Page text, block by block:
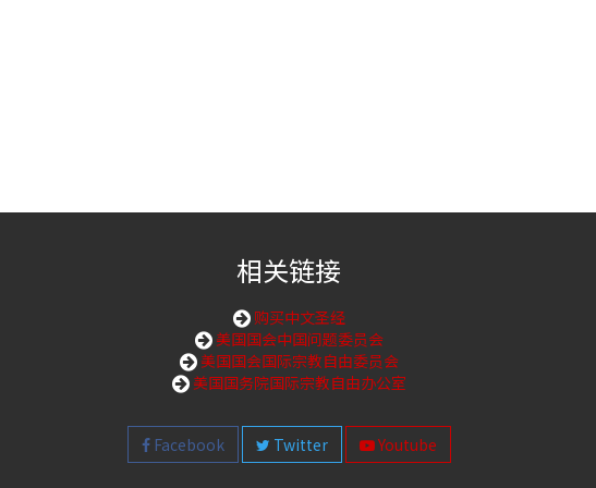
相关链接
购买中文圣经
美国国会中国问题委员会
美国国会国际宗教自由委员会
美国国务院国际宗教自由办公室
Facebook Twitter Youtube